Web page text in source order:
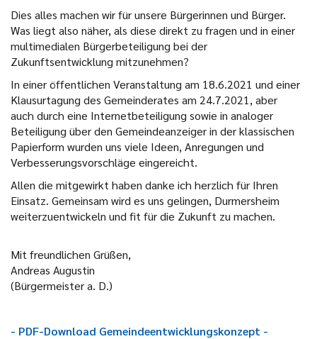
Dies alles machen wir für unsere Bürgerinnen und Bürger.
Was liegt also näher, als diese direkt zu fragen und in einer
multimedialen Bürgerbeteiligung bei der
Zukunftsentwicklung mitzunehmen?
In einer öffentlichen Veranstaltung am 18.6.2021 und einer
Klausurtagung des Gemeinderates am 24.7.2021, aber
auch durch eine Internetbeteiligung sowie in analoger
Beteiligung über den Gemeindeanzeiger in der klassischen
Papierform wurden uns viele Ideen, Anregungen und
Verbesserungsvorschläge eingereicht.
Allen die mitgewirkt haben danke ich herzlich für Ihren
Einsatz. Gemeinsam wird es uns gelingen, Durmersheim
weiterzuentwickeln und fit für die Zukunft zu machen.
Mit freundlichen Grüßen,
Andreas Augustin
(Bürgermeister a. D.)
- PDF-Download Gemeindeentwicklungskonzept -